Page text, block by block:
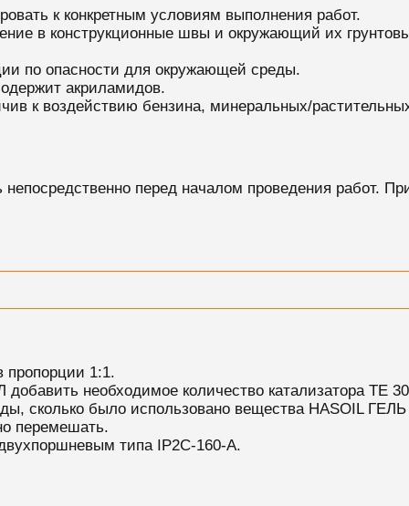
к конкретным условиям выполнения работ.
в конструкционные швы и окружающий их
по опасности для окружающей среды.
акриламидов.
к воздействию бензина, минеральных/
непосредственно перед началом проведения работ.
пропорции 1:1.
необходимое количество катализатора ТЕ
сколько было использовано вещества HASOIL
перемешать.
типа IP2C-160-A.